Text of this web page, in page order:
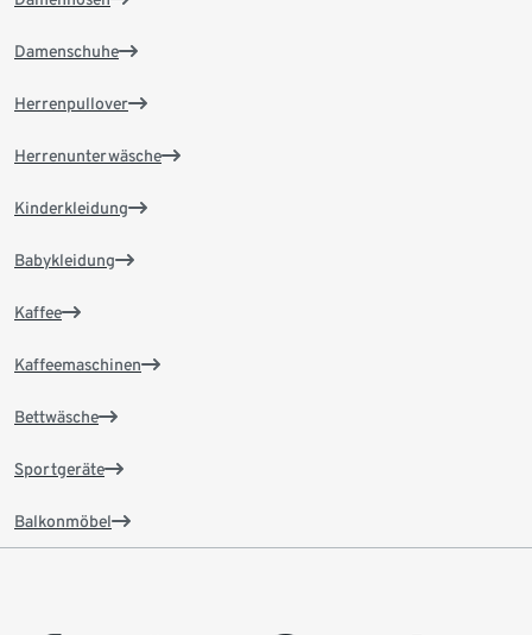
Damenschuhe
Herrenpullover
Herrenunterwäsche
Kinderkleidung
Babykleidung
Kaffee
Kaffeemaschinen
Bettwäsche
Sportgeräte
Balkonmöbel